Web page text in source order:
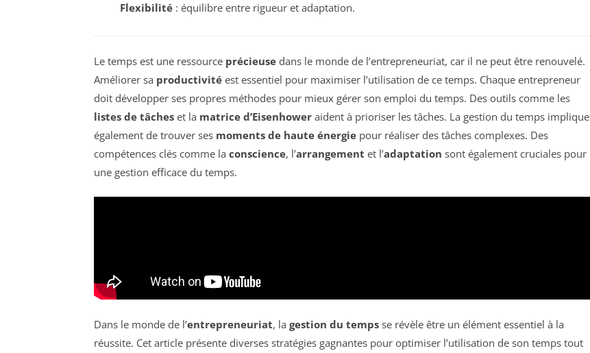
Flexibilité: équilibre entre rigueur et adaptation.
Le temps est une ressource précieuse dans le monde de l’entrepreneuriat, car il ne peut être renouvelé.
Améliorer sa productivité est essentiel pour maximiser l’utilisation de ce temps. Chaque entrepreneur
doit développer ses propres méthodes pour mieux gérer son emploi du temps. Des outils comme les
listes de tâches et la matrice d’Eisenhower aident à prioriser les tâches. La gestion du temps implique
également de trouver ses moments de haute énergie pour réaliser des tâches complexes. Des
compétences clés comme la conscience, l’arrangement et l’adaptation sont également cruciales pour
une gestion efficace du temps.
Dans le monde de l’entrepreneuriat, la gestion du temps se révèle être un élément essentiel à la
réussite. Cet article présente diverses stratégies gagnantes pour optimiser l’utilisation de son temps tout